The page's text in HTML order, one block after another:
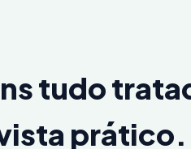
tudo
prático.